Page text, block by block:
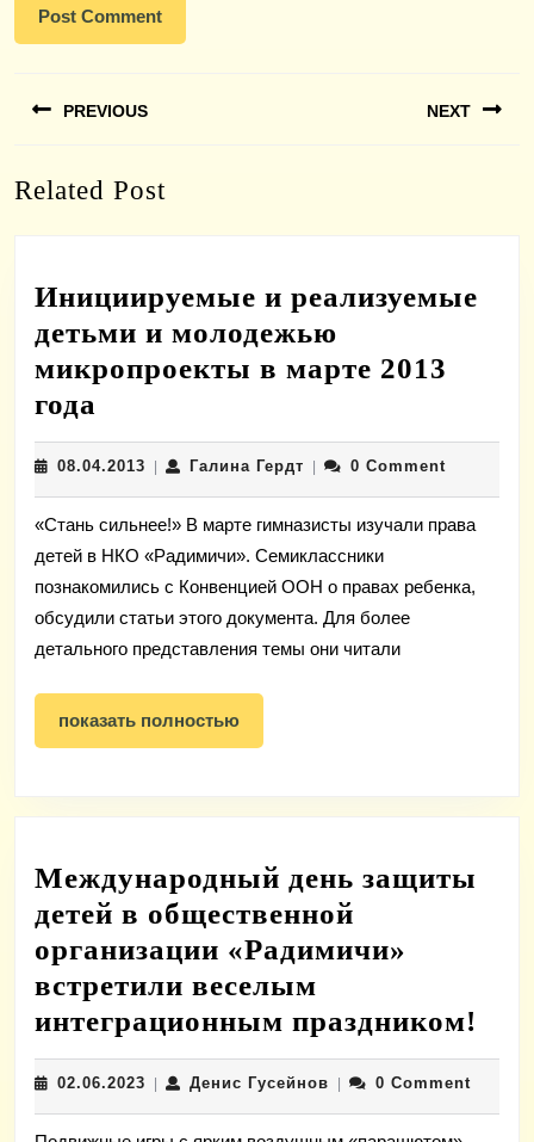
по
PREVIOUS
post:
NEXT
Related Post
Инициируемые и реализуемые
детьми и молодежью
микропроекты в марте 2013
года
и
реализуемые
детьми
и
молодежью
микропроекты
в
марте
2013
08.04.2013 08.04.2013Галина ГердтГалина0 Comment
«Стань сильнее!» В марте гимназисты изучали права
детей в НКО «Радимичи». Семиклассники
познакомились с Конвенцией ООН о правах ребенка,
обсудили статьи этого документа. Для более
детального представления темы они читали
показать полностьюпоказать
полностью
Международный день защиты
детей в общественной
организации «Радимичи»
встретили веселым
интеграционным праздником!
02.06.2023 02.06.2023Денис ГусейновДенис0 Comment